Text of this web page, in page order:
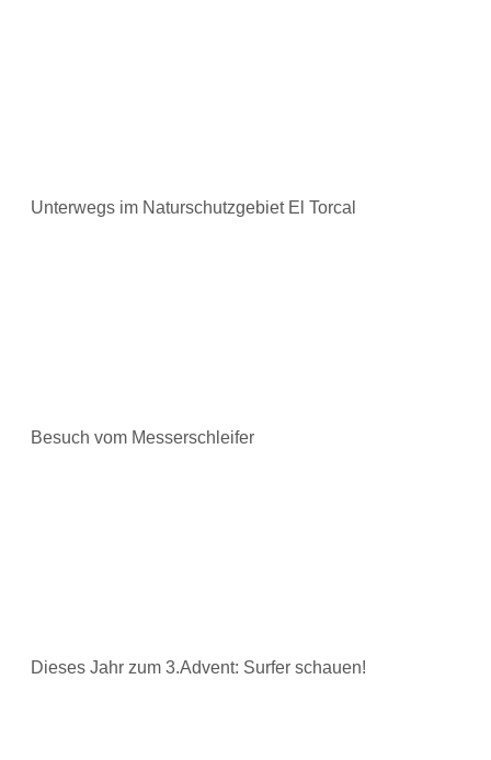
Unterwegs im Naturschutzgebiet El Torcal
Besuch vom Messerschleifer
Dieses Jahr zum 3.Advent: Surfer schauen!